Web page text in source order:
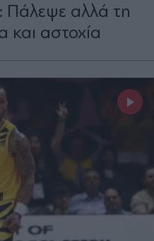
αλλά τη
και αστοχία